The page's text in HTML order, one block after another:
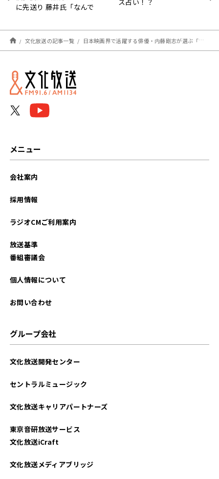
に先送り 藤井氏「なんで
だ？という話ですよね」
文化放送の記事一覧 日本映画界で活躍する俳優・内藤剛志が選ぶ「洋画ベスト3」に共通するテーマは？
メニュー
会社案内
採用情報
ラジオCMご利用案内
放送基準
番組審議会
個人情報について
お問い合わせ
グループ会社
文化放送開発センター
セントラルミュージック
文化放送キャリアパートナーズ
東京音研放送サービス
文化放送iCraft
文化放送メディアブリッジ